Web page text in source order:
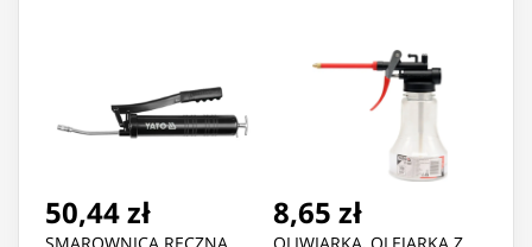
50,44 zł 8,65 zł